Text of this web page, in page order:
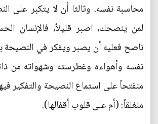
محاسبة نفسه. وثالثا أن لا يتكبر على
لمن ينصحك، اصبر قليلاً، فالإنسان
ناصح فعليه أن يصبر ويفكر في
نفسه وأهواءه وغطرسته وشهواته من
منفتحاً على استماع النصيحة والتفكير
منغلقاً: (أم على قلوب أقفالها).